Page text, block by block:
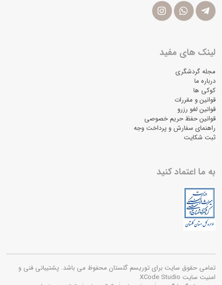
لینک های مفید
مجله گردشگری
درباره ما
کوکی ها
قوانین و مقررات
قوانین لغو رزرو
قوانین حفظ حریم خصوصی
راهنمای سفارش و پرداخت وجه
ثبت شکایت
به ما اعتماد کنید
تمامی حقوق سایت برای توریسم گلستان محفوظ می باشد. پشتیبانی فنی و
امنیت سایت XCode Studio